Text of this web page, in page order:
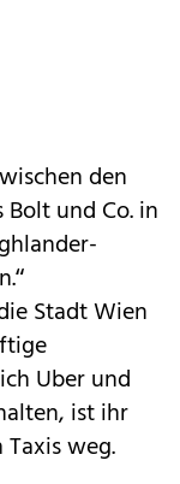
den
und Co. in
Stadt Wien
Uber und
ist ihr
weg.